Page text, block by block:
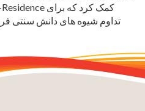
تداوم شیوه های دانش